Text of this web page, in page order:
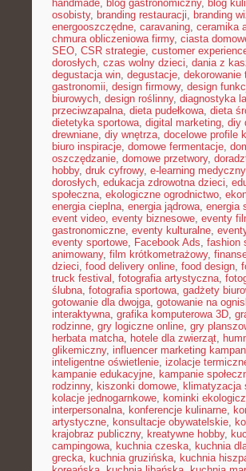
handmade, blog gastronomiczny, blog
osobisty, branding restauracji, branding
energooszczędne, caravaning, ceramika
chmura obliczeniowa firmy, ciasta
SEO, CSR strategie, customer
dorosłych, czas wolny dzieci, dania z
degustacja win, degustacje, dekorowanie
gastronomii, design firmowy, design
biurowych, design roślinny, diagnostyka
przeciwzapalna, dieta pudełkowa, dieta
dietetyka sportowa, digital marketing, diy
drewniane, diy wnętrza, docelowe profile
biuro inspiracje, domowe fermentacje,
oszczędzanie, domowe przetwory,
hobby, druk cyfrowy, e-learning medyczny
dorosłych, edukacja zdrowotna dzieci,
społeczna, ekologiczne ogrodnictwo,
energia cieplna, energia jądrowa, energia
event video, eventy biznesowe, eventy
gastronomiczne, eventy kulturalne,
eventy sportowe, Facebook Ads, fashion
animowany, film krótkometrażowy,
dzieci, food delivery online, food design,
truck festival , fotografia artystyczna,
ślubna, fotografia sportowa, gadżety
gotowanie dla dwojga, gotowanie na
interaktywna, grafika komputerowa 3D,
rodzinne, gry logiczne online, gry
herbata matcha, hotele dla zwierząt,
glikemiczny, influencer marketing
inteligentne oświetlenie, izolacje
kampanie edukacyjne, kampanie
rodzinny, kiszonki domowe, klimatyzacja
kolacje jednogarnkowe, kominki
interpersonalna, konferencje kulinarne,
artystyczne, konsultacje obywatelskie,
krajobraz publiczny, kreatywne hobby,
campingowa, kuchnia czeska, kuchnia
grecka, kuchnia gruzińska, kuchnia